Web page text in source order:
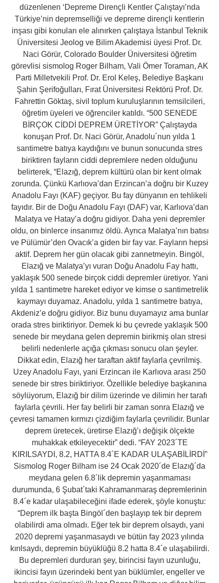
düzenlenen ‘Depreme Dirençli Kentler Çalıştayı’nda
Türkiye’nin depremselliği ve depreme dirençli kentlerin
inşası gibi konuları ele alınırken çalıştaya İstanbul Teknik
Üniversitesi Jeolog ve Bilim Akademisi üyesi Prof. Dr.
Naci Görür, Colorado Boulder Üniversitesi öğretim
görevlisi sismolog Roger Bilham, Vali Ömer Toraman, AK
Parti Milletvekili Prof. Dr. Erol Keleş, Belediye Başkanı
Şahin Şerifoğulları, Fırat Üniversitesi Rektörü Prof. Dr.
Fahrettin Göktaş, sivil toplum kuruluşlarının temsilcileri,
öğretim üyeleri ve öğrenciler katıldı. “500 SENEDE
BİRÇOK CİDDİ DEPREM ÜRETİYOR” Çalıştayda
konuşan Prof. Dr. Naci Görür, Anadolu´nun yılda 1
santimetre batıya kaydığını ve bunun sonucunda stres
biriktiren fayların ciddi depremlere neden olduğunu
belirterek, “Elazığ, deprem kültürü olan bir kent olmak
zorunda. Çünkü Karlıova’dan Erzincan’a doğru bir Kuzey
Anadolu Fayı (KAF) geçiyor. Bu fay dünyanın en tehlikeli
fayıdır. Bir de Doğu Anadolu Fayı (DAF) var, Karlıova’dan
Malatya ve Hatay’a doğru gidiyor. Daha yeni depremler
oldu, on binlerce insanımız öldü. Ayrıca Malatya’nın batısı
ve Pülümür’den Ovacık’a giden bir fay var. Fayların hepsi
aktif. Deprem her gün olacak gibi zannetmeyin. Bingöl,
Elazığ ve Malatya’yı vuran Doğu Anadolu Fay hattı,
yaklaşık 500 senede birçok ciddi depremler üretiyor. Yani
yılda 1 santimetre hareket ediyor ve kimse o santimetrelik
kaymayı duyamaz. Anadolu, yılda 1 santimetre batıya,
Akdeniz’e doğru gidiyor. Biz bunu duyamayız ama bunlar
orada stres biriktiriyor. Demek ki bu çevrede yaklaşık 500
senede bir meydana gelen depremin birikmiş olan stresi
belirli nedenlerle açığa çıkması sonucu olan şeyler.
Dikkat edin, Elazığ her taraftan aktif faylarla çevrilmiş.
Uzey Anadolu Fayı, yani Erzincan ile Karlıova arası 250
senede bir stres biriktiriyor. Özellikle belediye başkanına
söylüyorum, Elazığ bir dilim üzerinde ve dilimin her tarafı
faylarla çevrili. Her fay belirli bir zaman sonra Elazığ ve
çevresi tamamen kırmızı çizdiğim faylarla çevrilidir. Bunlar
deprem üretecek, üretirse Elazığ’ı değişik ölçekte
muhakkak etkileyecektir” dedi. “FAY 2023´TE
KIRILSAYDI, 8.2, HATTA 8.4´E KADAR ULAŞABİLİRDİ”
Sismolog Roger Bilham ise 24 Ocak 2020´de Elazığ´da
meydana gelen 6.8´lik depremin yaşanmaması
durumunda, 6 Şubat´taki Kahramanmaraş depremlerinin
8.4´e kadar ulaşabileceğini ifade ederek, şöyle konuştu:
“Deprem ilk başta Bingöl´den başlayıp tek bir deprem
olabilirdi ama olmadı. Eğer tek bir deprem olsaydı, yani
2020 depremi yaşanmasaydı ve bütün fay 2023 yılında
kırılsaydı, depremin büyüklüğü 8.2 hatta 8.4´e ulaşabilirdi.
Bu depremleri durduran şey, birincisi fayın uzunluğu,
ikincisi fayın üzerindeki bent yan büklümler, engeller ve